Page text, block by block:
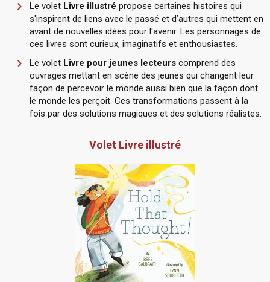
Le volet Livre illustré propose certaines histoires qui
s'inspirent de liens avec le passé et d’autres qui mettent en
avant de nouvelles idées pour l'avenir. Les personnages de
ces livres sont curieux, imaginatifs et enthousiastes.
Le volet Livre pour jeunes lecteurscomprend des
ouvrages mettant en scène des jeunes qui changent leur
façon de percevoir le monde aussi bien que la façon dont
le monde les perçoit. Ces transformations passent à la
fois par des solutions magiques et des solutions réalistes.
Volet Livre illustré